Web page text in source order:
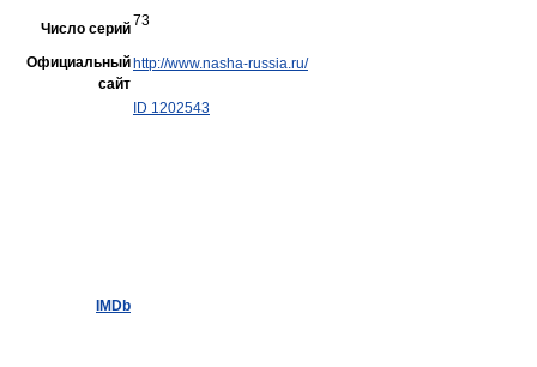
Число серий73
Официальный
сайт
http://www.nasha-russia.ru/
IMDb
ID 1202543